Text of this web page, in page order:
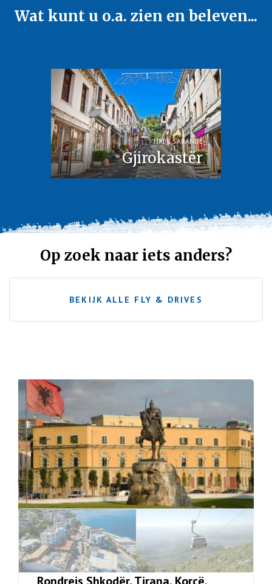
Wat kunt u o.a. zien en beleven...
Gjirokastër
NABIJ SARANDË
Op zoek naar iets anders?
BEKIJK ALLE FLY & DRIVES